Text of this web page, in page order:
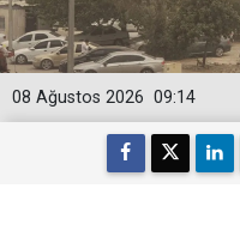
09:14
08 Ağustos 2026